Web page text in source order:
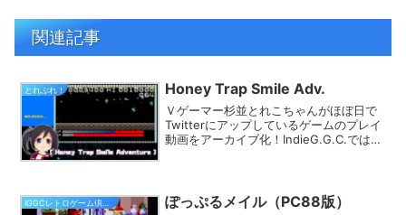
関連記事
とれぷれ！ Honey Trap Smile Adv.
Ｖゲーマー杉並とれこちゃんがほぼ日で
Twitterにアップしているゲームのプレイ
動画をアーカイブ化！IndieG.G.C.では
ぽっぷるメイル（PC88版）